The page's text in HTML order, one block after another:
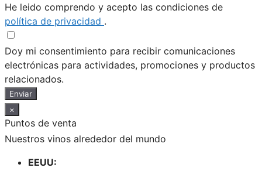
He leido comprendo y acepto las condiciones de
política de privacidad .
Doy mi consentimiento para recibir comunicaciones
electrónicas para actividades, promociones y productos
relacionados.
Enviar
×
Puntos de venta
Nuestros vinos alrededor del mundo
EEUU: